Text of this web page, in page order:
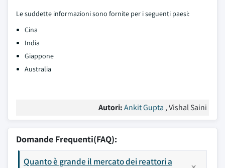
Le suddette informazioni sono fornite per i seguenti paesi:
Cina
India
Giappone
Australia
Autori:Ankit Gupta , Vishal Saini
Domande Frequenti(FAQ):
Quanto è grande il mercato dei reattori a